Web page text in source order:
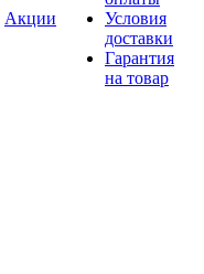
Акции
Условия
доставки
Гарантия
на товар